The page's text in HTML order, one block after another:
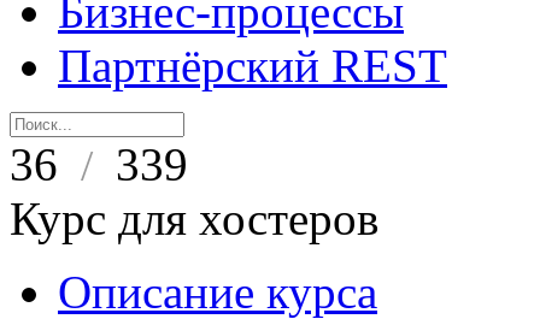
Бизнес-процессы
Партнёрский REST
36 / 339
Курс для хостеров
Описание курса